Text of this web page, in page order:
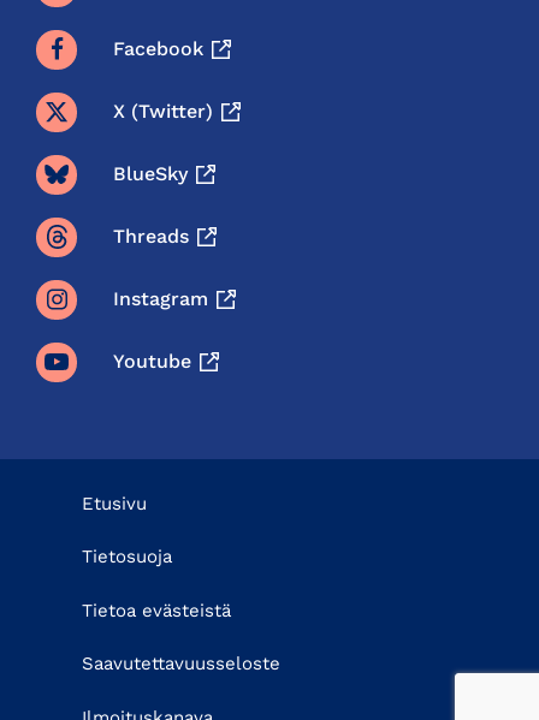
Facebook
X (twitter)
BlueSky
Threads
Instagram
Youtube
Etusivu
Tietosuoja
Tietoa evästeistä
Saavutettavuusseloste